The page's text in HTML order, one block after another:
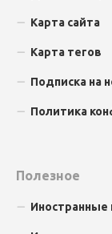
Карта сайта
Карта тегов
Подписка на
Политика
Полезное
Иностранные